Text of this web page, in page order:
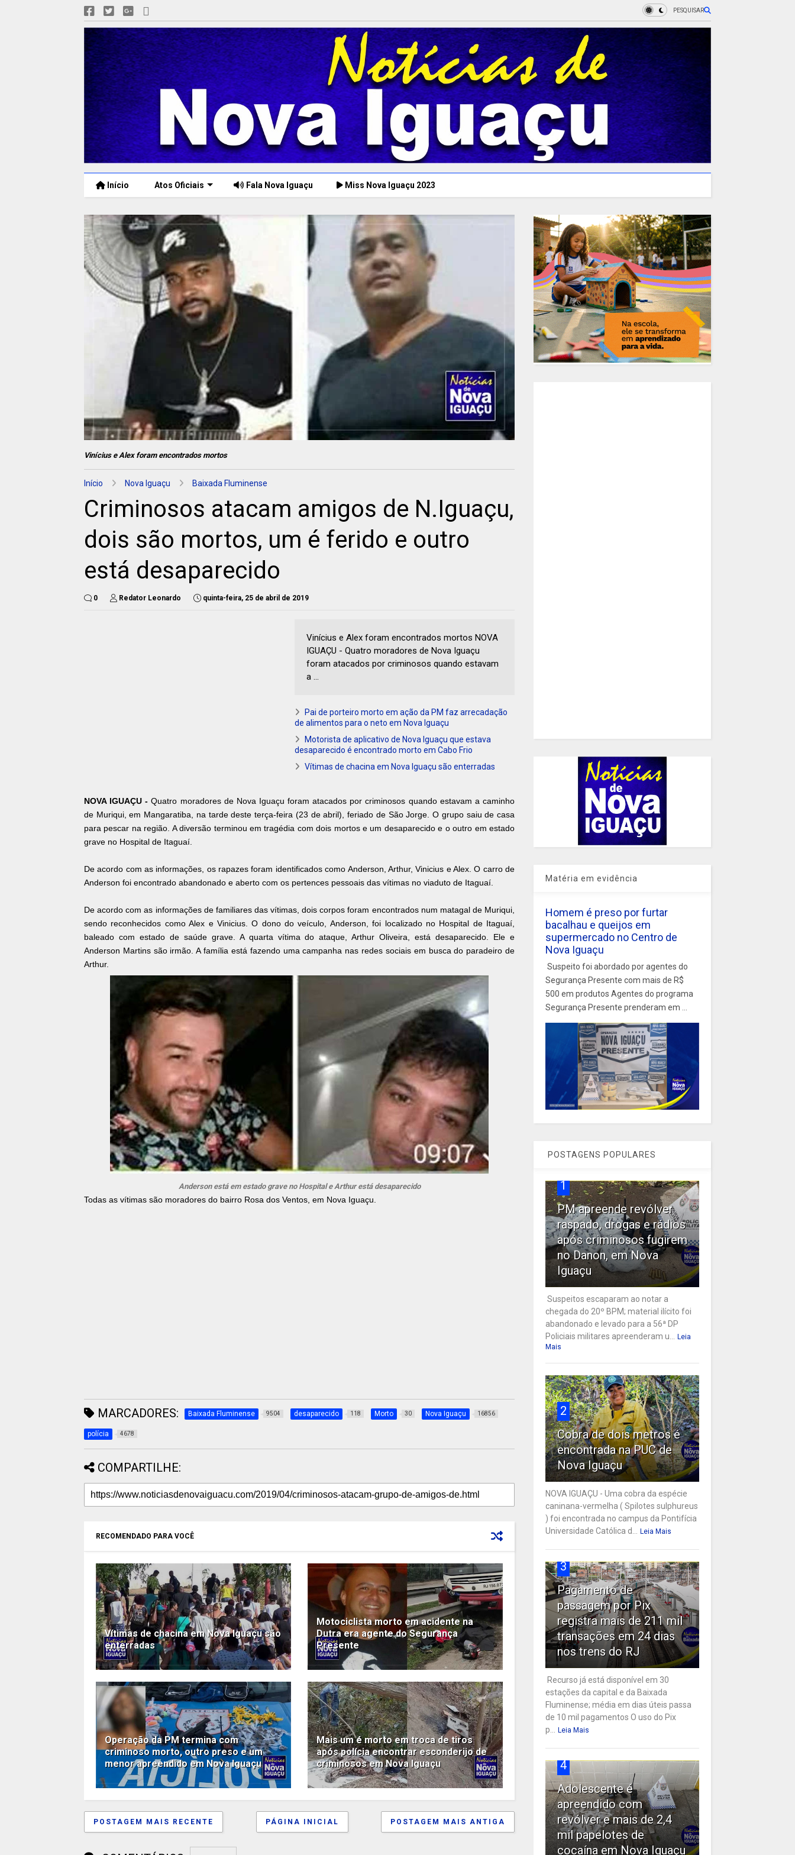
PESQUISAR
Início Atos Oficiais Fala Nova Iguaçu Miss Nova Iguaçu 2023
Vinícius e Alex foram encontrados mortos
Início Nova Iguaçu Baixada Fluminense
Criminosos atacam amigos de N.Iguaçu,
dois são mortos, um é ferido e outro
está desaparecido
0 Redator Leonardo quinta-feira, 25 de abril de 2019
Vinícius e Alex foram encontrados mortos NOVA
IGUAÇU - Quatro moradores de Nova Iguaçu
foram atacados por criminosos quando estavam
a ...
Pai de porteiro morto em ação da PM faz arrecadação
de alimentos para o neto em Nova Iguaçu
Motorista de aplicativo de Nova Iguaçu que estava
desaparecido é encontrado morto em Cabo Frio
Vítimas de chacina em Nova Iguaçu são enterradas
NOVA IGUAÇU - Quatro moradores de Nova Iguaçu foram atacados por criminosos quando estavam a caminho
de Muriqui, em Mangaratiba, na tarde deste terça-feira (23 de abril), feriado de São Jorge. O grupo saiu de casa
para pescar na região. A diversão terminou em tragédia com dois mortos e um desaparecido e o outro em estado
grave no Hospital de Itaguaí.
De acordo com as informações, os rapazes foram identificados como Anderson, Arthur, Vinicius e Alex. O carro de
Anderson foi encontrado abandonado e aberto com os pertences pessoais das vítimas no viaduto de Itaguaí.
De acordo com as informações de familiares das vítimas, dois corpos foram encontrados num matagal de Muriqui,
sendo reconhecidos como Alex e Vinicius. O dono do veículo, Anderson, foi localizado no Hospital de Itaguaí,
baleado com estado de saúde grave. A quarta vítima do ataque, Arthur Oliveira, está desaparecido. Ele e
Anderson Martins são irmão. A família está fazendo uma campanha nas redes sociais em busca do paradeiro de
Arthur.
Anderson está em estado grave no Hospital e Arthur está desaparecido
Todas as vítimas são moradores do bairro Rosa dos Ventos, em Nova Iguaçu.
MARCADORES: Baixada Fluminense 9504 desaparecido 118 Morto 30 Nova Iguaçu 16856
polícia 4678
COMPARTILHE:
RECOMENDADO PARA VOCÊ
Vítimas de chacina em Nova Iguaçu são
enterradas
Motociclista morto em acidente na
Dutra era agente do Segurança
Presente
Operação da PM termina com
criminoso morto, outro preso e um
menor apreendido em Nova Iguaçu
Mais um é morto em troca de tiros
após polícia encontrar esconderijo de
criminosos em Nova Iguaçu
POSTAGEM MAIS RECENTE POSTAGEM MAIS ANTIGA
PÁGINA INICIAL
Matéria em evidência
Homem é preso por furtar
bacalhau e queijos em
supermercado no Centro de
Nova Iguaçu
Suspeito foi abordado por agentes do
Segurança Presente com mais de R$
500 em produtos Agentes do programa
Segurança Presente prenderam em ...
POSTAGENS POPULARES
1
PM apreende revólver
raspado, drogas e rádios
após criminosos fugirem
no Danon, em Nova
Iguaçu
Suspeitos escaparam ao notar a
chegada do 20º BPM; material ilícito foi
abandonado e levado para a 56ª DP
Policiais militares apreenderam u...
Leia
Mais
2
Cobra de dois metros é
encontrada na PUC de
Nova Iguaçu
NOVA IGUAÇU - Uma cobra da espécie
caninana-vermelha ( Spilotes sulphureus
) foi encontrada no campus da Pontifícia
Universidade Católica d...
Leia Mais
3
Pagamento de
passagem por Pix
registra mais de 211 mil
transações em 24 dias
nos trens do RJ
Recurso já está disponível em 30
estações da capital e da Baixada
Fluminense; média em dias úteis passa
de 10 mil pagamentos O uso do Pix
p...
Leia Mais
4
Adolescente é
apreendido com
revólver e mais de 2,4
mil papelotes de
cocaína em Nova Iguaçu